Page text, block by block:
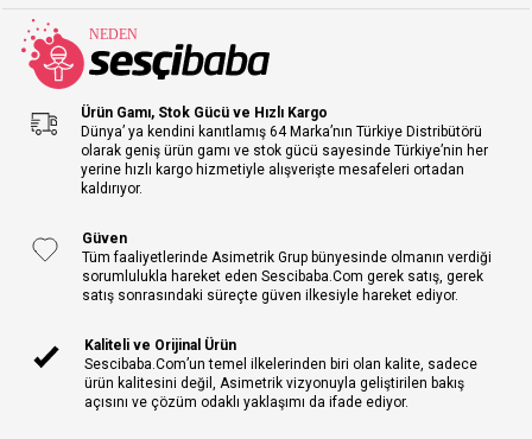
Ürün Gamı, Stok Gücü ve Hızlı Kargo
Dünya’ ya kendini kanıtlamış 64 Marka’nın Türkiye Distribütörü
olarak geniş ürün gamı ve stok gücü sayesinde Türkiye’nin her
yerine hızlı kargo hizmetiyle alışverişte mesafeleri ortadan
kaldırıyor.
Güven
Tüm faaliyetlerinde Asimetrik Grup bünyesinde olmanın verdiği
sorumlulukla hareket eden Sescibaba.Com gerek satış, gerek
satış sonrasındaki süreçte güven ilkesiyle hareket ediyor.
Kaliteli ve Orijinal Ürün
Sescibaba.Com’un temel ilkelerinden biri olan kalite, sadece
ürün kalitesini değil, Asimetrik vizyonuyla geliştirilen bakış
açısını ve çözüm odaklı yaklaşımı da ifade ediyor.